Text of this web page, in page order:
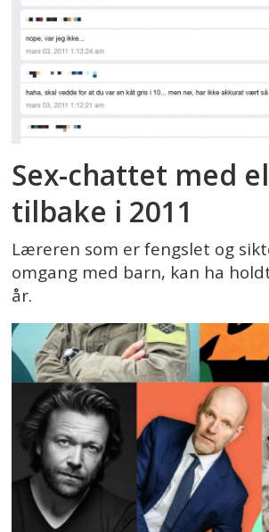
Sex-chattet med
tilbake i 2011
Læreren som er fengslet og
omgang med barn, kan ha
år.